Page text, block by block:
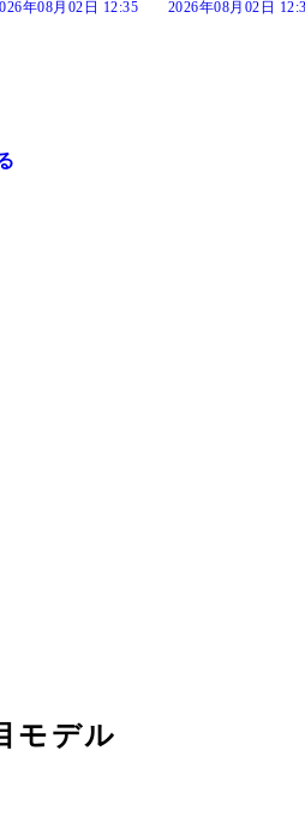
年08月02日 12:30 2026年08月02日
モデル